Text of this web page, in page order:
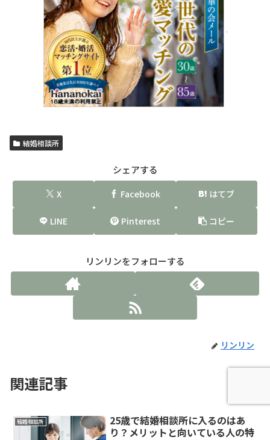
結婚相談所
シェアする
X Facebook はてブ
LINE Pinterest コピー
リンリンをフォローする
リンリン
関連記事
結婚相談所
25歳で結婚相談所に入るのはあ
り？メリットと向いている人の特